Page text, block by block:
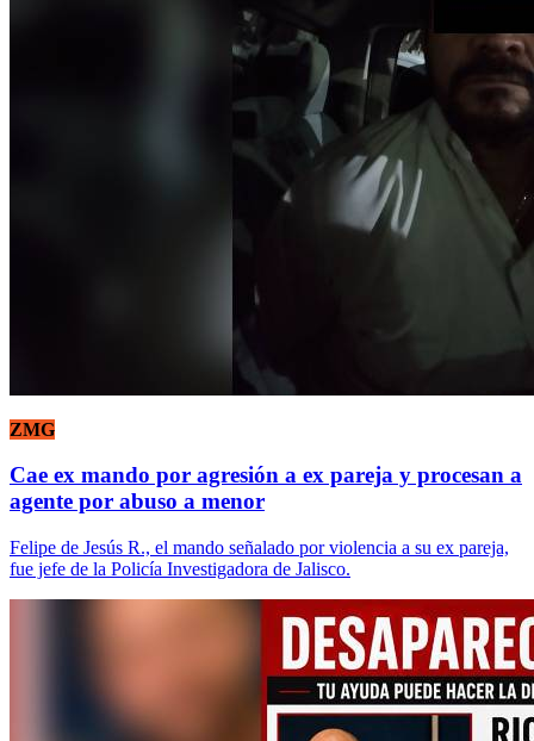
ZMG
Cae ex mando por agresión a ex pareja y procesan a
agente por abuso a menor
Felipe de Jesús R., el mando señalado por violencia a su ex pareja,
fue jefe de la Policía Investigadora de Jalisco.